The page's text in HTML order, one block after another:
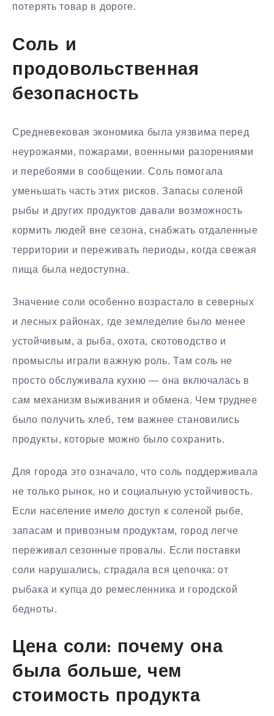
потерять товар в дороге.
Соль и
продовольственная
безопасность
Средневековая экономика была уязвима перед
неурожаями, пожарами, военными разорениями
и перебоями в сообщении. Соль помогала
уменьшать часть этих рисков. Запасы соленой
рыбы и других продуктов давали возможность
кормить людей вне сезона, снабжать отдаленные
территории и переживать периоды, когда свежая
пища была недоступна.
Значение соли особенно возрастало в северных
и лесных районах, где земледелие было менее
устойчивым, а рыба, охота, скотоводство и
промыслы играли важную роль. Там соль не
просто обслуживала кухню — она включалась в
сам механизм выживания и обмена. Чем труднее
было получить хлеб, тем важнее становились
продукты, которые можно было сохранить.
Для города это означало, что соль поддерживала
не только рынок, но и социальную устойчивость.
Если население имело доступ к соленой рыбе,
запасам и привозным продуктам, город легче
переживал сезонные провалы. Если поставки
соли нарушались, страдала вся цепочка: от
рыбака и купца до ремесленника и городской
бедноты.
Цена соли: почему она
была больше, чем
стоимость продукта